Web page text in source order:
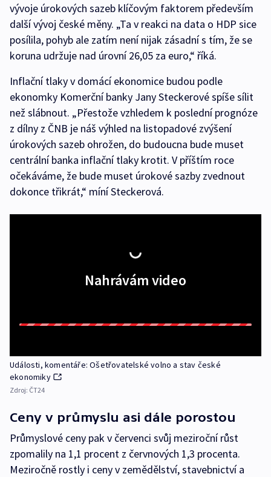
vývoje úrokových sazeb klíčovým faktorem především
další vývoj české měny. „Ta v reakci na data o HDP sice
posílila, pohyb ale zatím není nijak zásadní s tím, že se
koruna udržuje nad úrovní 26,05 za euro,“ říká.
Inflační tlaky v domácí ekonomice budou podle
ekonomky Komerční banky Jany Steckerové spíše sílit
než slábnout. „Přestože vzhledem k poslední prognóze
z dílny z ČNB je náš výhled na listopadové zvýšení
úrokových sazeb ohrožen, do budoucna bude muset
centrální banka inflační tlaky krotit. V příštím roce
očekáváme, že bude muset úrokové sazby zvednout
dokonce třikrát,“ míní Steckerová.
Nahrávám video
Události, komentáře: Ošetřovatelské volno a stav české
ekonomiky
Zdroj: ČT24
Ceny v průmyslu asi dále porostou
Průmyslové ceny pak v červenci svůj meziroční růst
zpomalily na 1,1 procent z červnových 1,3 procenta.
Meziročně rostly i ceny v zemědělství, stavebnictví a